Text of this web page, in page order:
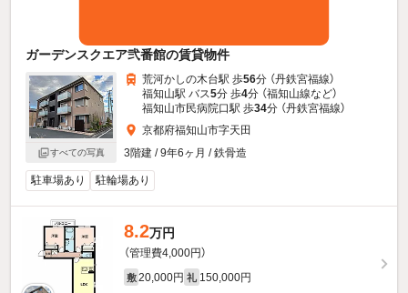
ガーデンスクエア弐番館の賃貸物件
すべての写真
荒河かしの木台駅 歩56分 （丹鉄宮福線）
福知山駅 バス5分 歩4分 （福知山線など）
福知山市民病院口駅 歩34分 （丹鉄宮福線）
京都府福知山市字天田
3階建 / 9年6ヶ月 / 鉄骨造
駐車場あり 駐輪場あり
8.2万円
（管理費4,000円）
敷 20,000円 礼 150,000円